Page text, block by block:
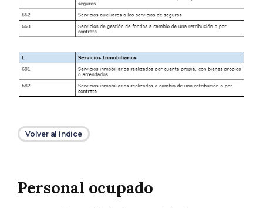
Volver al índice
Personal ocupado